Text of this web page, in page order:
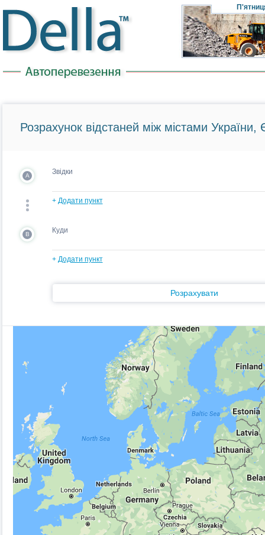
Розрахунок відстаней між містами України,
A Звідки
+ Додати пункт
B Куди
+ Додати пункт
Розрахувати